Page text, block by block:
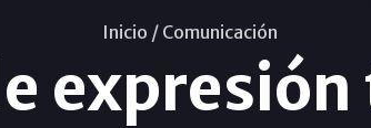
Inicio / Comunicación